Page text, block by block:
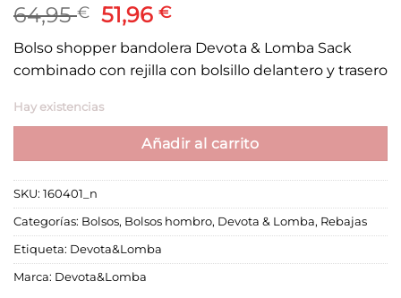
64,95€ El
precio
original
era:
64,95 €.
51,96€El
precio
actual
es:
Bolso shopper bandolera Devota & Lomba Sack
combinado con rejilla con bolsillo delantero y trasero
Hay existencias
Añadir al carrito
SKU: 160401_n
Categorías: Bolsos, Bolsos hombro, Devota & Lomba, Rebajas
Etiqueta: Devota&Lomba
Marca: Devota&Lomba